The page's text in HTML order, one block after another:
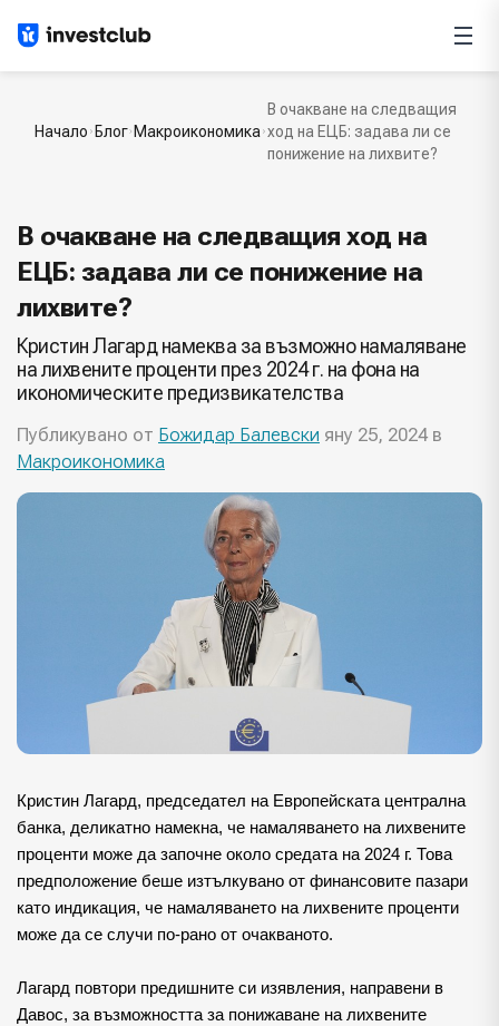
Начало Блог Макроикономика
В очакване на следващия
ход на ЕЦБ: задава ли се
понижение на лихвите?
В очакване на следващия ход на
ЕЦБ: задава ли се понижение на
лихвите?
Кристин Лагард намеква за възможно намаляване
на лихвените проценти през 2024 г. на фона на
икономическите предизвикателства
Публикувано от Божидар Балевски яну 25, 2024 в
Макроикономика
Кристин Лагард, председател на Европейската централна
банка, деликатно намекна, че намаляването на лихвените
проценти може да започне около средата на 2024 г. Това
предположение беше изтълкувано от финансовите пазари
като индикация, че намаляването на лихвените проценти
може да се случи по-рано от очакваното.
Лагард повтори предишните си изявления, направени в
Давос, за възможността за понижаване на лихвените